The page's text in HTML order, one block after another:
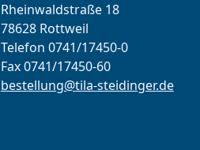
Rheinwaldstraße 18
78628 Rottweil
Telefon 0741/17450-0
Fax 0741/17450-60
bestellung@tila-steidinger.de